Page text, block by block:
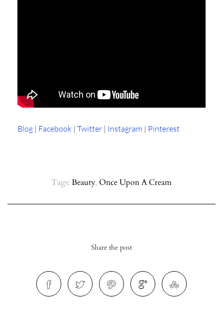
Blog | Facebook | Twitter | Instagram | Pinterest
Tags: Beauty, Once Upon A Cream
Share the post